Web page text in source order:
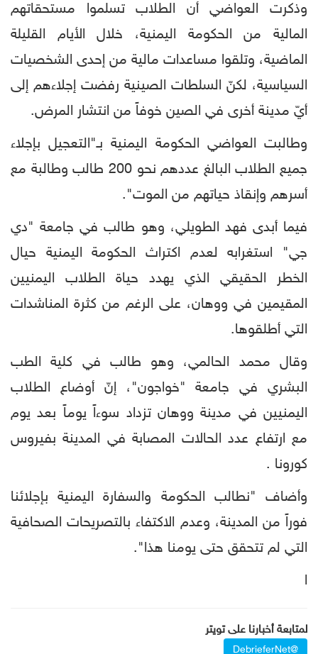
وذكرت العواضي أن الطلاب تسلموا مستحقاتهم
المالية من الحكومة اليمنية، خلال الأيام القليلة
الماضية، وتلقوا مساعدات مالية من إحدى الشخصيات
السياسية، لكنّ السلطات الصينية رفضت إجلاءهم إلى
أيّ مدينة أخرى في الصين خوفاً من انتشار المرض.
وطالبت العواضي الحكومة اليمنية بـ"التعجيل بإجلاء
جميع الطلاب البالغ عددهم نحو 200 طالب وطالبة مع
أسرهم وإنقاذ حياتهم من الموت".
فيما أبدى فهد الطويلي، وهو طالب في جامعة "دي
جي" استغرابه لعدم اكتراث الحكومة اليمنية حيال
الخطر الحقيقي الذي يهدد حياة الطلاب اليمنيين
المقيمين في ووهان، على الرغم من كثرة المناشدات
التي أطلقوها.
وقال محمد الحالمي، وهو طالب في كلية الطب
البشري في جامعة "خواجون"، إنّ أوضاع الطلاب
اليمنيين في مدينة ووهان تزداد سوءاً يوماً بعد يوم
مع ارتفاع عدد الحالات المصابة في المدينة بفيروس
كورونا .
وأضاف "نطالب الحكومة والسفارة اليمنية بإجلائنا
فوراً من المدينة، وعدم الاكتفاء بالتصريحات الصحافية
التي لم تتحقق حتى يومنا هذا".
ا
لمتابعة أخبارنا على تويتر
@DebrieferNet